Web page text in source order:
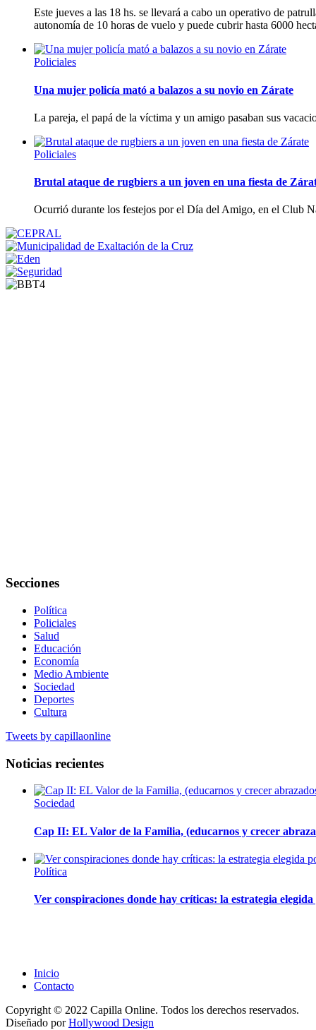
Este jueves a las 18 hs. se llevará a cabo un operativo de
autonomía de 10 horas de vuelo y puede cubrir hasta 6000
Policiales
Una mujer policía mató a balazos a su novio en Zárate
La pareja, el papá de la víctima y un amigo pasaban sus
Policiales
Brutal ataque de rugbiers a un joven en una fiesta de
Ocurrió durante los festejos por el Día del Amigo, en el Club
Secciones
Política
Policiales
Salud
Educación
Economía
Medio Ambiente
Sociedad
Deportes
Cultura
Tweets by capillaonline
Noticias recientes
Sociedad
Cap II: EL Valor de la Familia, (educarnos y crecer
Política
Ver conspiraciones donde hay críticas: la estrategia
Inicio
Contacto
Copyright © 2022 Capilla Online. Todos los derechos reservados.
Diseñado porHollywood Design